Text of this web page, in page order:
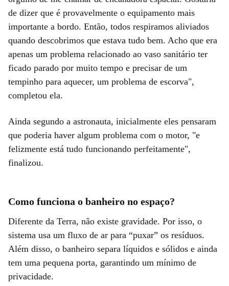
de dizer que é provavelmente o equipamento mais
importante a bordo. Então, todos respiramos aliviados
quando descobrimos que estava tudo bem. Acho que era
apenas um problema relacionado ao vaso sanitário ter
ficado parado por muito tempo e precisar de um
tempinho para aquecer, um problema de escorva",
completou ela.
Ainda segundo a astronauta, inicialmente eles pensaram
que poderia haver algum problema com o motor, "e
felizmente está tudo funcionando perfeitamente",
finalizou.
Como funciona o banheiro no espaço?
Diferente da Terra, não existe gravidade. Por isso, o
sistema usa um fluxo de ar para “puxar” os resíduos.
Além disso, o banheiro separa líquidos e sólidos e ainda
tem uma pequena porta, garantindo um mínimo de
privacidade.